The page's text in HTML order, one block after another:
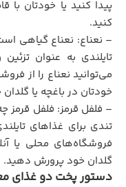
پیدا کنید یا خودتان با
کنید.
– نعناع: نعناع گیاهی
تایلندی به عنوان
می‌توانید نعناع را از
خودتان در باغچه یا
– فلفل قرمز: فلفل قرمز
تندی برای غذاهای
فروشگاه‌های محلی یا
گلدان خود پرورش دهید.
دستور پخت دو غذای